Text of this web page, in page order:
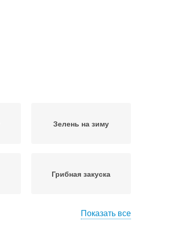
Зелень на зиму
Грибная закуска
Показать все